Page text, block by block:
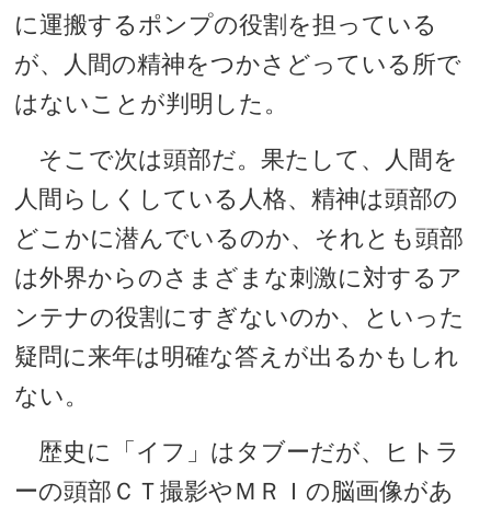
に運搬するポンプの役割を担っている
が、人間の精神をつかさどっている所で
はないことが判明した。
そこで次は頭部だ。果たして、人間を
人間らしくしている人格、精神は頭部の
どこかに潜んでいるのか、それとも頭部
は外界からのさまざまな刺激に対するア
ンテナの役割にすぎないのか、といった
疑問に来年は明確な答えが出るかもしれ
ない。
歴史に「イフ」はタブーだが、ヒトラ
ーの頭部ＣＴ撮影やＭＲＩの脳画像があ